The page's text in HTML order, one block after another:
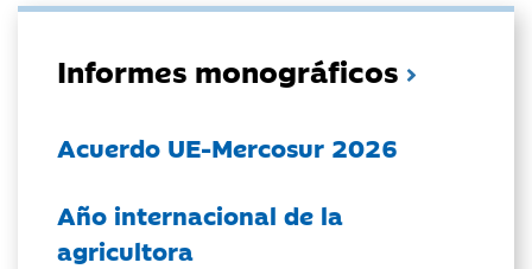
Informes monográficos
Acuerdo UE-Mercosur 2026
Año internacional de la
agricultora